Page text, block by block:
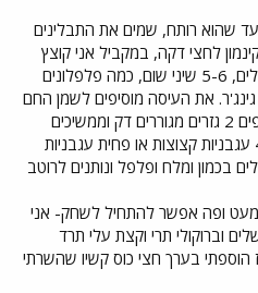
שהוא רותח, שמים את התבלינים
לחצי דקה, במקביל אני קוצץ
ביחד במעבד מזון 2-3 בלים, 5-6 שיני שום, כמה פלפלונים
יבשים, 2-3 ס"מ גינג'ר. את העיסה מוסיפים לשמן החם
ומטגנים כמה דקות, מוסיפים 2 גזרים מגוררים דק וממשיכים
לאדות, ואז מוסיפחם 4-5 עגבניות קצוצות או פחית עגבניות
בכמון ומלח ופלפל ונותנים לרוטב
ופה אפשר להתחיל לשחק- אני
וברוקולי תרי וקצת עלי תרד
15 דקות ואז הוספתי בערך חצי כוס קשיו שהשרתי